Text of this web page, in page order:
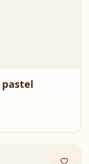
pastel